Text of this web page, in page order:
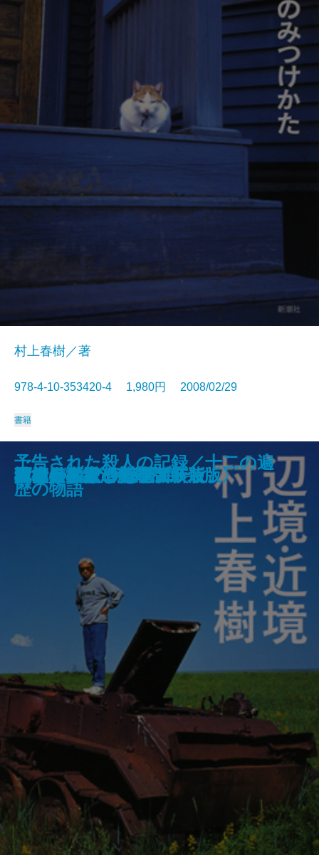
ジーン・ワルツ
タイム・ラッシュ―天命探偵 真田
省吾―
あなたの俳句はなぜ佳作どまりな
のか
そら いろいろ
人生に無駄はない―私のスピリチ
ュアル・ライフ―
レベル7〈新装版〉
ティファニーで朝食を
バートルビーと仲間たち
雨天炎天〈新装版〉
うずまき猫のみつけかた〈新装
版〉
村上春樹／著
978-4-10-353420-4 1,980円 2008/02/29
書籍
辺境・近境〈新装版〉
ペット・サウンズ
猫と針
ダンシング・ヴァニティ
魔術はささやく〈新装版〉
我らが隣人の犯罪〈新装版〉
予告された殺人の記録／十二の遍
歴の物語
戦後日本経済史
日本人の愛した色
異能の画家 伊藤若冲